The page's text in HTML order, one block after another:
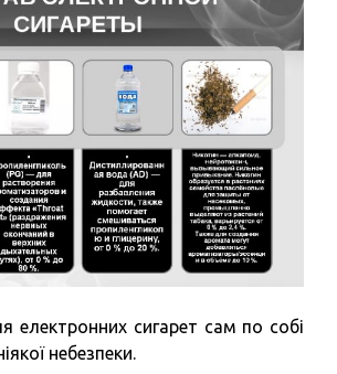
електронних сигарет сам по собі
небезпеки.